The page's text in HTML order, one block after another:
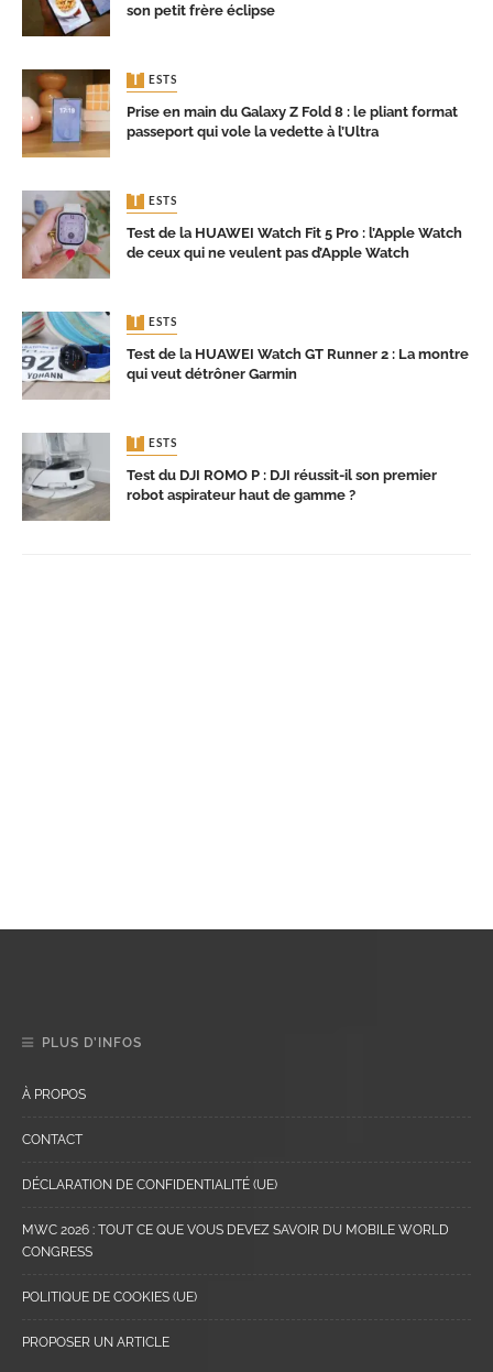
son petit frère éclipse
TESTS
Prise en main du Galaxy Z Fold 8 : le pliant format
passeport qui vole la vedette à l’Ultra
TESTS
Test de la HUAWEI Watch Fit 5 Pro : l’Apple Watch
de ceux qui ne veulent pas d’Apple Watch
TESTS
Test de la HUAWEI Watch GT Runner 2 : La montre
qui veut détrôner Garmin
TESTS
Test du DJI ROMO P : DJI réussit-il son premier
robot aspirateur haut de gamme ?
PLUS D’INFOS
À PROPOS
CONTACT
DÉCLARATION DE CONFIDENTIALITÉ (UE)
MWC 2026 : TOUT CE QUE VOUS DEVEZ SAVOIR DU MOBILE WORLD
CONGRESS
POLITIQUE DE COOKIES (UE)
PROPOSER UN ARTICLE